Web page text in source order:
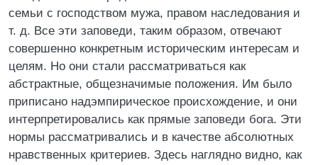
семьи с господством мужа, правом наследования и
т. д. Все эти заповеди, таким образом, отвечают
совершенно конкретным историческим интересам и
целям. Но они стали рассматриваться как
абстрактные, общезначимые положения. Им было
приписано надэмпирическое происхождение, и они
интерпретировались как прямые заповеди бога. Эти
нормы рассматривались и в качестве абсолютных
нравственных критериев. Здесь наглядно видно, как